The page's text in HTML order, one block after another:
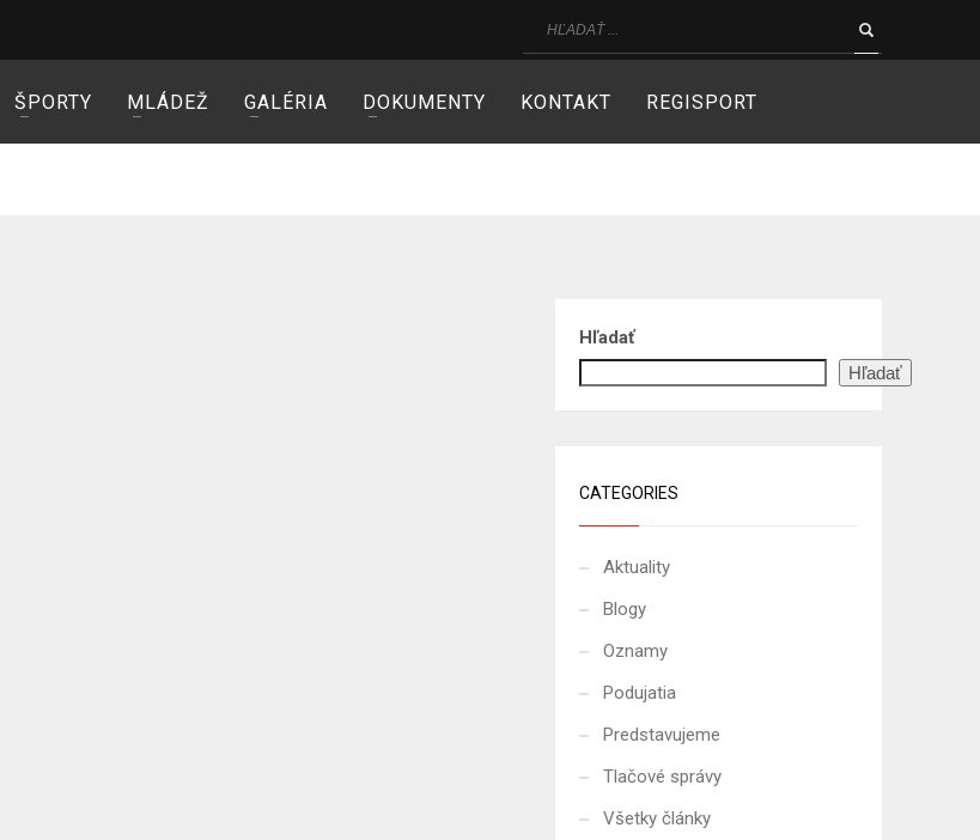
ŠPORTY MLÁDEŽ GALÉRIA DOKUMENTY KONTAKT REGISPORT
Hľadať
Hľadať
CATEGORIES
Aktuality
Blogy
Oznamy
Podujatia
Predstavujeme
Tlačové správy
Všetky články